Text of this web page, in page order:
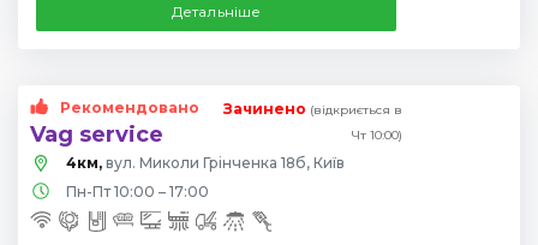
Детальніше
Рекомендовано
Vag service
Зачинено (відкриється в
Чт 10:00)
4км, вул. Миколи Грінченка 18б, Київ
Пн-Пт 10:00 – 17:00